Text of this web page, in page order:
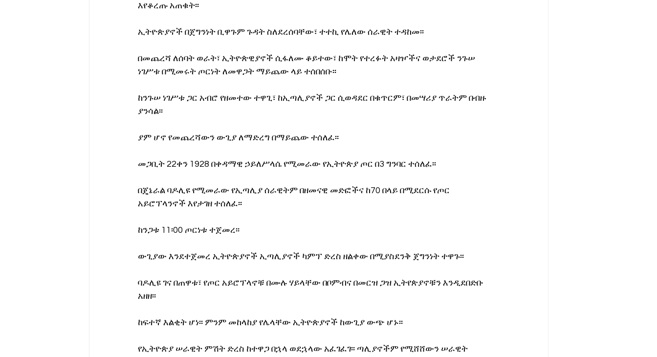
እየቆረጡ አጠቁት፡፡
ኢትዮጵያኖች በጀግንነት ቢዋጉም ጉዳት ስለደረሰባቸው፣ ተተኪ የሌለው ሰራዊት ተዳከመ፡፡
በመጨረሻ ለሰባት ወራት፣ ኢትዮጵዊያኖች ሲፋለሙ ቆይተው፣ ከሞት የተረፉት አዛዦችና ወታደሮች ንጉሠ
ነገሥቱ በሚመሩት ጦርነት ለመዋጋት ማይጨው ላይ ተሰበሰቡ፡፡
ከንጉሠ ነገሥቱ ጋር አብሮ የዘመተው ተዋጊ፣ ከኢጣሊያኖች ጋር ሲወዳደር በቁጥርም፣ በመሣሪያ ጥራትም በብዙ
ያንሳል፡፡
ያም ሆኖ የመጨረሻውን ውጊያ ለማድረግ በማይጨው ተሰለፈ፡፡
መጋቢት 22ቀን 1928 በቀዳማዊ ኃይለሥላሴ የሚመራው የኢትዮጵያ ጦር በ3 ግንባር ተሰለፈ፡፡
በጄኔራል ባዶሊዩ የሚመራው የኢጣሊያ ሰራዊትም በዘመናዊ መድፎችና ከ70 በላይ በሚደርሱ የጦር
አይሮፕላንኖች እየታገዘ ተሰለፈ፡፡
ከንጋቱ 11፡00 ጦርነቱ ተጀመረ፡፡
ውጊያው እንደተጀመረ ኢትዮጵያኖች ኢጣሊያኖች ካምፕ ድረስ ዘልቀው በሚያስደንቅ ጀግንነት ተዋጉ፡፡
ባዶሊዩ ገና በጠዋቱ፣ የጦር አይሮፕላኖቹ በሙሉ ሃይላቸው በቦምብና በመርዝ ጋዝ ኢትየጵያኖቹን እንዲደበድቡ
አዘዘ፡፡
ከፍተኛ እልቂት ሆነ፡፡ ምንም መከላከያ የሌላቸው ኢትዮጵያኖች ከውጊያ ውጭ ሆኑ፡፡
የኢትዮጵያ ሠራዊት ምሽት ድረስ ከተዋጋ በኋላ ወደኋላው አፈገፈገ፡፡ ጣሊያኖችም የሚሸሸውን ሠራዊት